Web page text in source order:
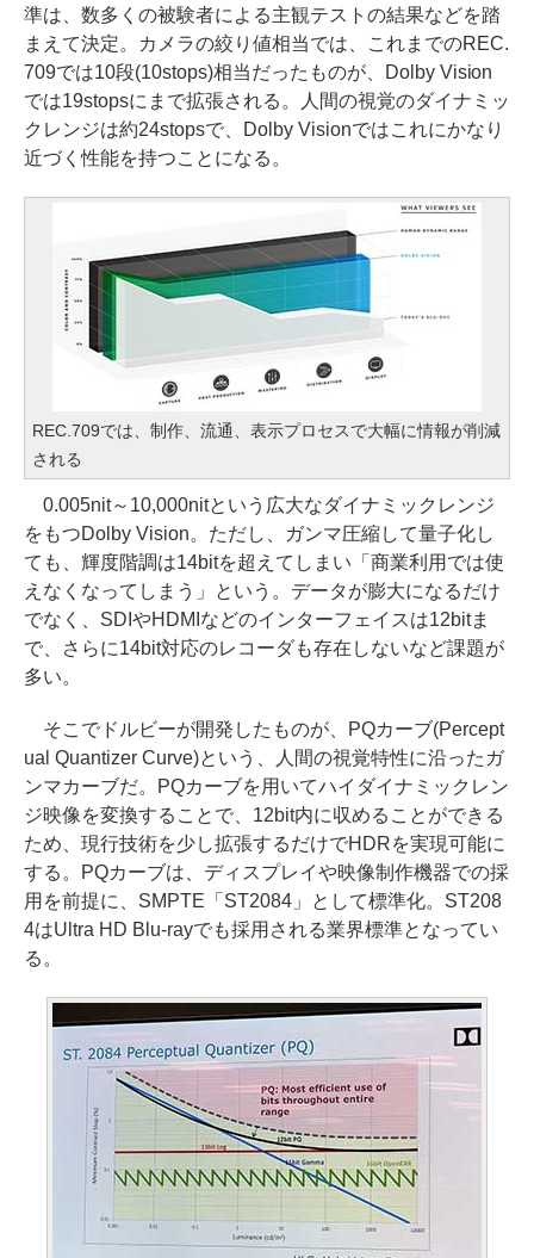
準は、数多くの被験者による主観テストの結果などを踏
まえて決定。カメラの絞り値相当では、これまでのREC.
709では10段(10stops)相当だったものが、Dolby Vision
では19stopsにまで拡張される。人間の視覚のダイナミッ
クレンジは約24stopsで、Dolby Visionではこれにかなり
近づく性能を持つことになる。
REC.709では、制作、流通、表示プロセスで大幅に情報が削減
される
0.005nit～10,000nitという広大なダイナミックレンジ
をもつDolby Vision。ただし、ガンマ圧縮して量子化し
ても、輝度階調は14bitを超えてしまい「商業利用では使
えなくなってしまう」という。データが膨大になるだけ
でなく、SDIやHDMIなどのインターフェイスは12bitま
で、さらに14bit対応のレコーダも存在しないなど課題が
多い。
そこでドルビーが開発したものが、PQカーブ(Percept
ual Quantizer Curve)という、人間の視覚特性に沿ったガ
ンマカーブだ。PQカーブを用いてハイダイナミックレン
ジ映像を変換することで、12bit内に収めることができる
ため、現行技術を少し拡張するだけでHDRを実現可能に
する。PQカーブは、ディスプレイや映像制作機器での採
用を前提に、SMPTE「ST2084」として標準化。ST208
4はUltra HD Blu-rayでも採用される業界標準となってい
る。